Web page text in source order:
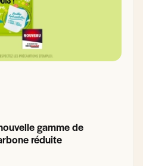
gamme de
réduite